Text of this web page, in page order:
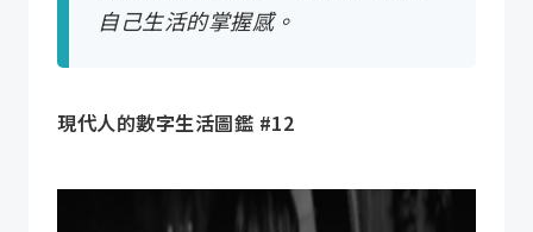
自己生活的掌握感。
現代人的數字生活圖鑑 #12